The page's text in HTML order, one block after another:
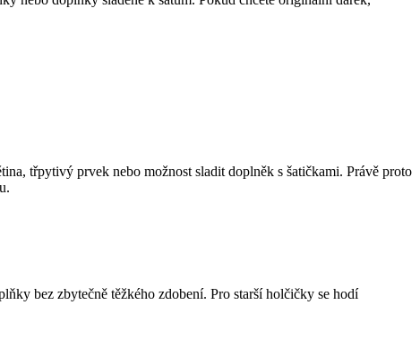
třpytivý prvek nebo možnost sladit doplněk s šatičkami. Právě proto
bez zbytečně těžkého zdobení. Pro starší holčičky se hodí